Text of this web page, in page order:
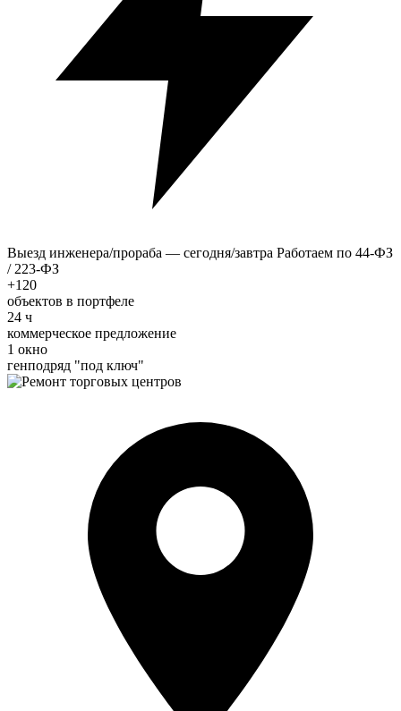
Выезд инженера/прораба — сегодня/завтра Работаем по 44-ФЗ
/ 223-ФЗ
+120
объектов в портфеле
24 ч
коммерческое предложение
1 окно
генподряд "под ключ"